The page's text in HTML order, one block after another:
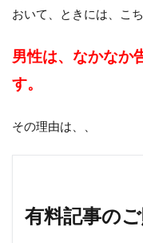
おいて、ときには、こ
男性は、なかなか
す。
その理由は、、
有料記事の